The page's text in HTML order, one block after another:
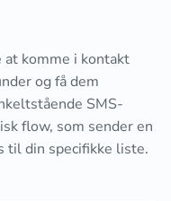
at komme i kontakt
og få dem
SMS-
flow, som sender en
til din specifikke liste.